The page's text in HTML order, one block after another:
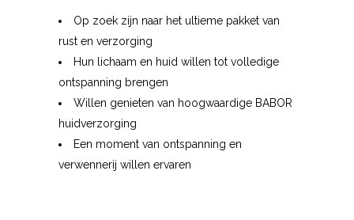
Op zoek zijn naar het ultieme pakket van
rust en verzorging
Hun lichaam en huid willen tot volledige
ontspanning brengen
Willen genieten van hoogwaardige BABOR
huidverzorging
Een moment van ontspanning en
verwennerij willen ervaren